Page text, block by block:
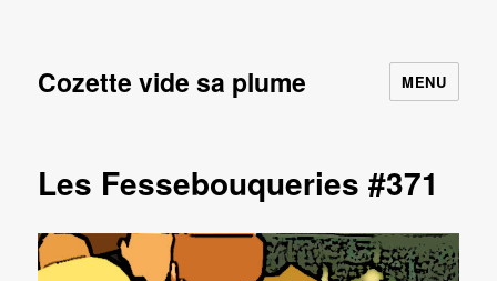
Cozette vide sa plume MENU
Les Fessebouqueries #371